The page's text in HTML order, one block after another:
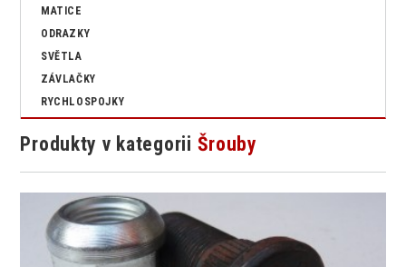
MATICE
ODRAZKY
SVĚTLA
ZÁVLAČKY
RYCHLOSPOJKY
Produkty v kategorii Šrouby